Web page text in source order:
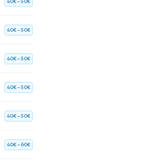
40€ – 50€
40€ – 50€
40€ – 50€
40€ – 50€
40€ – 60€